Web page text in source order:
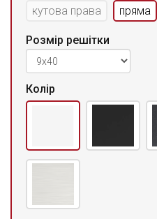
кутова права пряма
Розмір решітки
Колір